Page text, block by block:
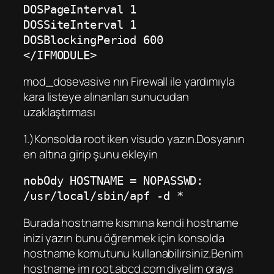
DOSPageInterval 1
DOSSiteInterval 1
DOSBlockingPeriod 600
</IFMODULE>
mod_dosevasive nın Firewall ile yardımıyla
kara listeye alınanları sunucudan
uzaklaştırması
1.)Konsolda root iken visudo yazın.Dosyanın
en altına girip şunu ekleyin
nobOdy HOSTNAME = NOPASSWD:
/usr/local/sbin/apf -d *
Burada hostname kısmına kendi hostname
inizi yazın bunu öğrenmek için konsolda
hostname komutunu kullanabilirsiniz.Benim
hostname im root.abcd.com diyelim oraya